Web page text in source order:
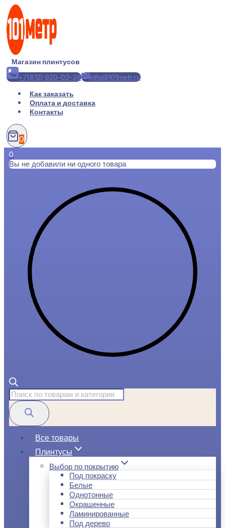
Перейти
содержимому
Магазин плинтусов
+7(812) 920-02-38
info@101metr.ru
Как заказать
Оплата и доставка
Контакты
0
0
Вы не добавили ни одного товара
Поиск
товаров
Все товары
Плинтусы
Выбор по покрытию
Под покраску
Белые
Однотонные
Окрашенные
Ламинированные
Под дерево